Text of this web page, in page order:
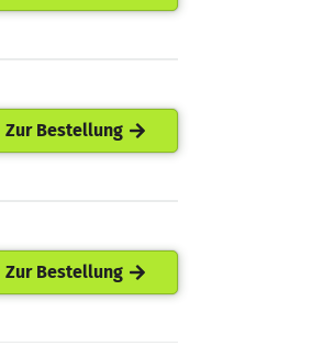
Zur Bestellung
Zur Bestellung